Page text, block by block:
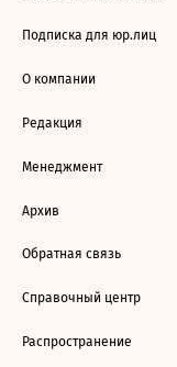
Подписка для юр.лиц
О компании
Редакция
Менеджмент
Архив
Обратная связь
Справочный центр
Распространение